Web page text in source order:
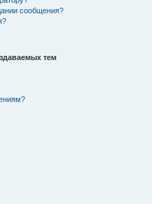
сообщения?
тем